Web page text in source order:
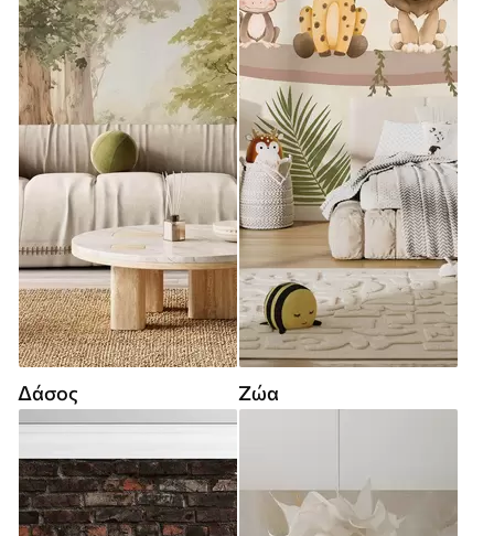
Δάσος Ζώα